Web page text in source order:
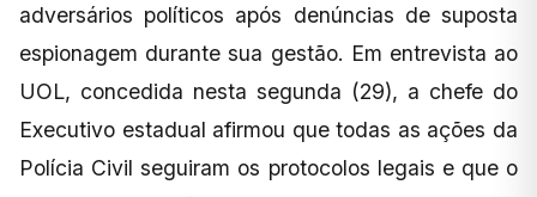
adversários políticos após denúncias de suposta
espionagem durante sua gestão. Em entrevista ao
UOL, concedida nesta segunda (29), a chefe do
Executivo estadual afirmou que todas as ações da
Polícia Civil seguiram os protocolos legais e que o